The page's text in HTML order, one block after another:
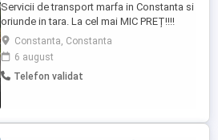
Servicii de transport marfa in Constanta si
oriunde in tara. La cel mai MIC PREȚ!!!!
Transportam de la Dedeman,Leroy Merlin,
Brico Depot,Hornbach,Ikea, Jysk , Lems,
Brick etc. Asiguram servicii de mutari ,cu
manipulare ( functie de nevoia
Constanta, Constanta
6 august
Telefon validat